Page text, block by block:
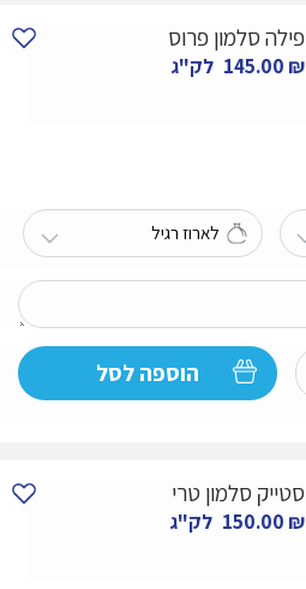
פילה סלמון פרוס
145.00 ₪ לק"ג
הוספה לסל
סטייק סלמון טרי
150.00 ₪ לק"ג